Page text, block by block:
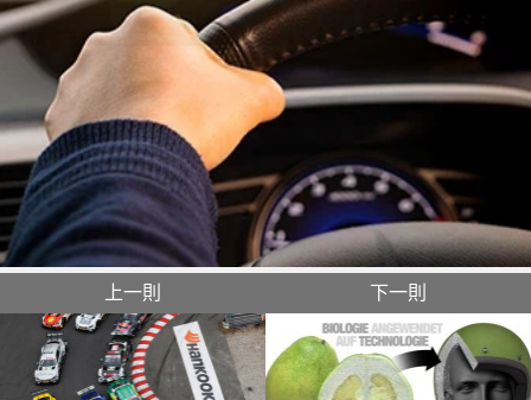
上一則 下一則